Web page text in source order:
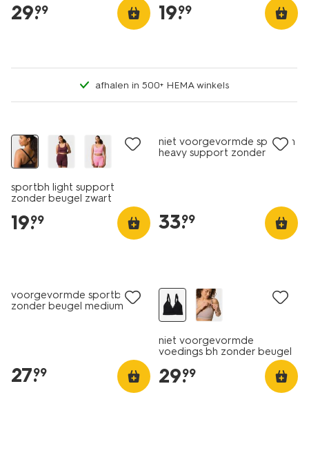
29.
99 19.
99
afhalen in 500+ HEMA winkels
sportbh light support
zonder beugel zwart
19.
99
niet voorgevormde sportbh
heavy support zonder
33.
99
voorgevormde sportbh
zonder beugel medium
27.
99
niet voorgevormde
voedings bh zonder beugel
29.
99